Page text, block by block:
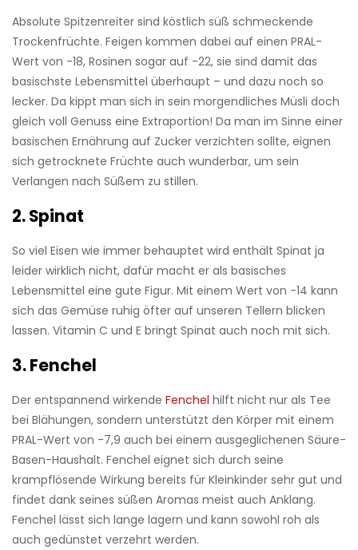
Absolute Spitzenreiter sind köstlich süß schmeckende
Trockenfrüchte. Feigen kommen dabei auf einen PRAL-
Wert von -18, Rosinen sogar auf -22, sie sind damit das
basischste Lebensmittel überhaupt – und dazu noch so
lecker. Da kippt man sich in sein morgendliches Müsli doch
gleich voll Genuss eine Extraportion! Da man im Sinne einer
basischen Ernährung auf Zucker verzichten sollte, eignen
sich getrocknete Früchte auch wunderbar, um sein
Verlangen nach Süßem zu stillen.
2. Spinat
So viel Eisen wie immer behauptet wird enthält Spinat ja
leider wirklich nicht, dafür macht er als basisches
Lebensmittel eine gute Figur. Mit einem Wert von -14 kann
sich das Gemüse ruhig öfter auf unseren Tellern blicken
lassen. Vitamin C und E bringt Spinat auch noch mit sich.
3. Fenchel
Der entspannend wirkende Fenchel hilft nicht nur als Tee
bei Blähungen, sondern unterstützt den Körper mit einem
PRAL-Wert von -7,9 auch bei einem ausgeglichenen Säure-
Basen-Haushalt. Fenchel eignet sich durch seine
krampflösende Wirkung bereits für Kleinkinder sehr gut und
findet dank seines süßen Aromas meist auch Anklang.
Fenchel lässt sich lange lagern und kann sowohl roh als
auch gedünstet verzehrt werden.